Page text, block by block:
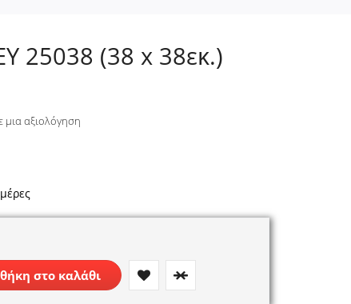
25038 (38 x 38εκ.)
μια αξιολόγηση
στο καλάθι